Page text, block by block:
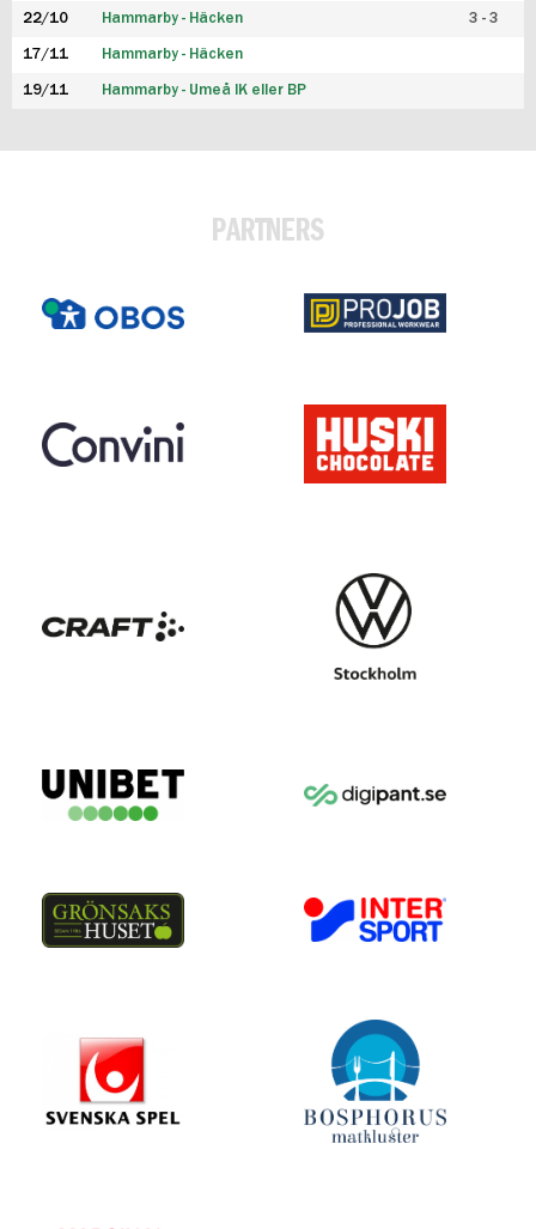
22/10 Hammarby - Häcken 3 - 3
17/11 Hammarby - Häcken
19/11 Hammarby - Umeå IK eller BP
PARTNERS